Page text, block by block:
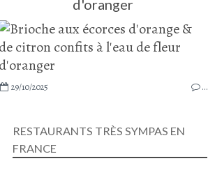
d'oranger
29/10/2025 …
RESTAURANTS TRÈS SYMPAS EN
FRANCE